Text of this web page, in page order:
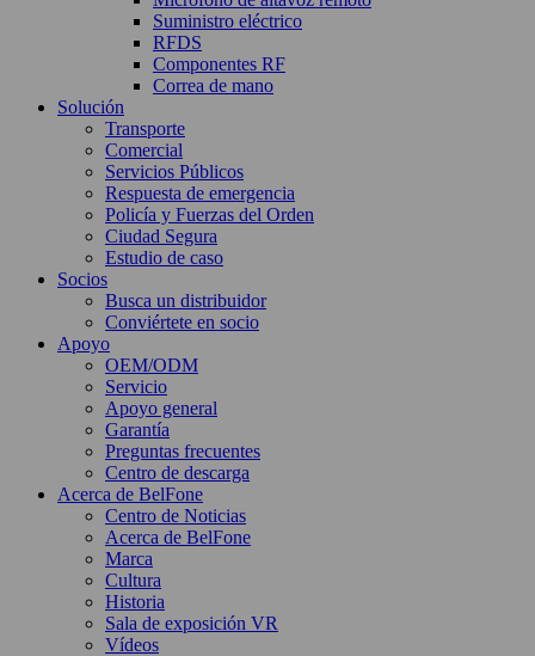
Suministro eléctrico
RFDS
Componentes RF
Correa de mano
Solución
Transporte
Comercial
Servicios Públicos
Respuesta de emergencia
Policía y Fuerzas del Orden
Ciudad Segura
Estudio de caso
Socios
Busca un distribuidor
Conviértete en socio
Apoyo
OEM/ODM
Servicio
Apoyo general
Garantía
Preguntas frecuentes
Centro de descarga
Acerca de BelFone
Centro de Noticias
Acerca de BelFone
Marca
Cultura
Historia
Sala de exposición VR
Vídeos